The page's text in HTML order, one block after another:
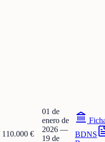
110.000 €
01 de
enero de
2026 —
19 de
BDNS